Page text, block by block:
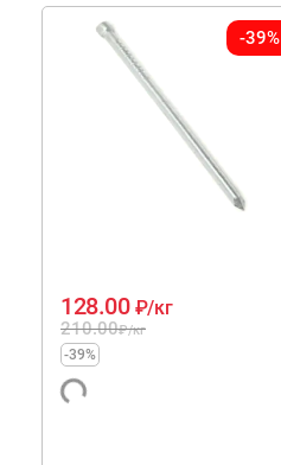
-39%
210.00₽/кг
128.00 ₽/кг
-39%